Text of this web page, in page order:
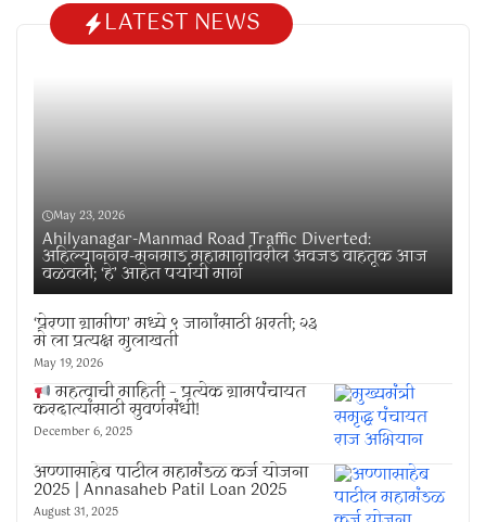
LATEST NEWS
May 23, 2026
Ahilyanagar-Manmad Road Traffic Diverted:
अहिल्यानगर-मनमाड महामार्गावरील अवजड वाहतूक आज
वळवली; ‘हे’ आहेत पर्यायी मार्ग
‘प्रेरणा ग्रामीण’ मध्ये ९ जागांसाठी भरती; २३
मे ला प्रत्यक्ष मुलाखती
May 19, 2026
महत्वाची माहिती – प्रत्येक ग्रामपंचायत
करदात्यांसाठी सुवर्णसंधी!
December 6, 2025
अण्णासाहेब पाटील महामंडळ कर्ज योजना
2025 | Annasaheb Patil Loan 2025
August 31, 2025